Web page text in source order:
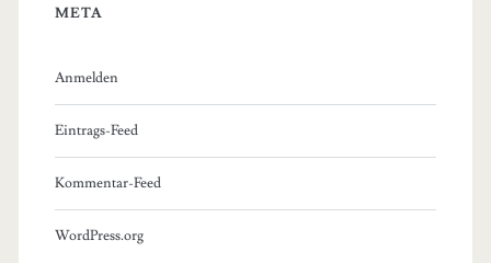
META
Anmelden
Eintrags-Feed
Kommentar-Feed
WordPress.org